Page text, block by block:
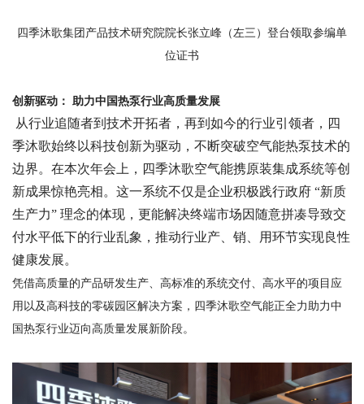
四季沐歌集团产品技术研究院院长张立峰（左三）登台领取参编单
位证书
创新驱动： 助力中国热泵行业高质量发展
从行业追随者到技术开拓者，再到如今的行业引领者，四
季沐歌始终以科技创新为驱动，不断突破空气能热泵技术的
边界。在本次年会上，四季沐歌空气能携原装集成系统等创
新成果惊艳亮相。这一系统不仅是企业积极践行政府 “新质
生产力” 理念的体现，更能解决终端市场因随意拼凑导致交
付水平低下的行业乱象，推动行业产、销、用环节实现良性
健康发展。
凭借高质量的产品研发生产、高标准的系统交付、高水平的项目应
用以及高科技的零碳园区解决方案，四季沐歌空气能正全力助力中
国热泵行业迈向高质量发展新阶段。